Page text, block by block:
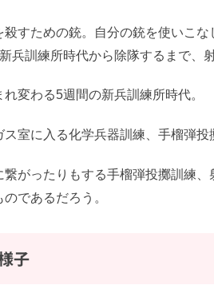
殺すための銃。自分の銃を使いこ
兵訓練所時代から除隊するまで、
変わる5週間の新兵訓練所時代。
室に入る化学兵器訓練、手榴弾
繋がったりもする手榴弾投擲訓練
であるだろう。
子